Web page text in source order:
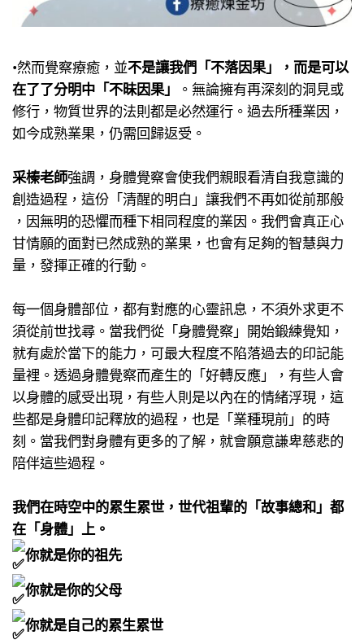
•然而覺察療癒，​並不是讓我們「不落因果」，​而是可以
在了了分明中「不昧因果」
。​無論擁有再深刻的洞見或
修行，​物質世界的法則都是必然運行。​過去所種業因​，
如今成熟業果​，仍需回歸返受。​
采榛老師強調，​身體覺察會使我們親眼看清自我意識的
創造過程​，這份「清醒的明白」​讓我們不再如從前那般​
，因無明的恐懼而種下相同程度的業因​。我們會真正心
甘情願的面對已然成熟的業果​，也會有足夠的智慧與力
量​，發揮正確的行動。​
每一個身體部位，都有對應的心靈訊息，不須外求更不
須從前世找尋​。當我們從「身體覺察」開始鍛練覺知，​
就有處於當下的能力，​可最大程度不陷落過去的印記能
量裡。​透過身體覺察而產生的「好轉反應」​，有些人會
以身體的感受出現​，有些人則是以內在的情緒浮現​，這
些都是身體印記釋放的過程​，也是「業種現前」的時
刻。​當我們對身體有更多的了解，​就會願意謙卑慈悲的
陪伴這些過程。​
我們在時空中的累生累世，​世代祖輩的「故事總和」都
在「身體」上。​
你就是你的祖先​
你就是你的父母​
你就是自己的累生累世​